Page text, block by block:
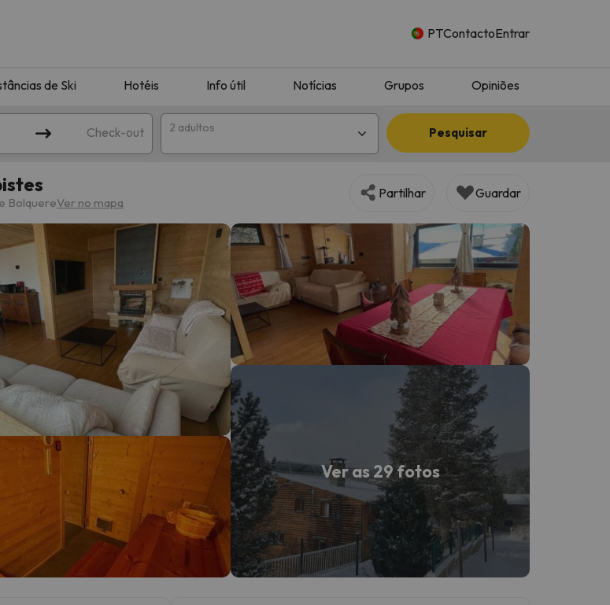
PTContactoEntrar
de Ski Hotéis Info útil Notícias Grupos Opiniões
Check-out 2 adultos Pesquisar
pesquisa. Tente modificar o destino.
encontrar a sua bússola, estará de volta.
BolquereVer no mapa
Partilhar Guardar
Ver as 29 fotos